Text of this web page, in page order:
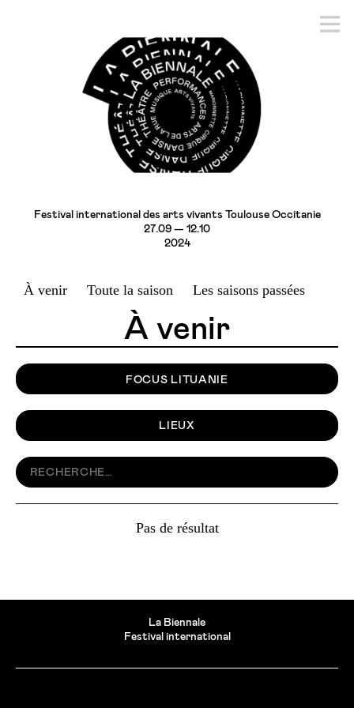
Festival international des arts vivants Toulouse Occitanie
27.09 — 12.10
2024
À venir Toute la saison Les saisons passées
À venir
FOCUS LITUANIE
LIEUX
Pas de résultat
La Biennale
Festival international